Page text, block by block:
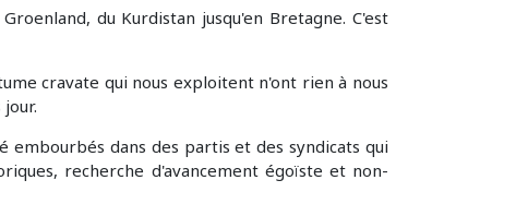
du Kurdistan jusqu'en Bretagne. C'est
cravate qui nous exploitent n'ont rien à nous
dans des partis et des syndicats qui
recherche d'avancement égoïste et non-